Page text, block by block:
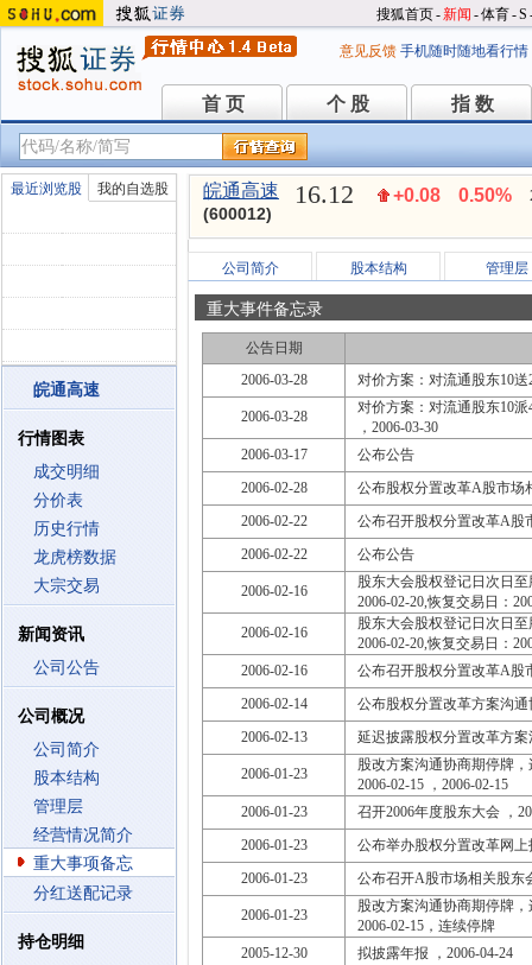
搜狐首页-新闻 -体育-S
意见反馈 手机随时随地看行情
首 页
首 页 个 股
个 股 指 数
指 数
最近浏览股 我的自选股
皖通高速
行情图表
成交明细
分价表
历史行情
龙虎榜数据
大宗交易
新闻资讯
公司公告
公司概况
公司简介
股本结构
管理层
经营情况简介
重大事项备忘
分红送配记录
持仓明细
皖通高速
(600012)
16.12 +0.08 0.50%
公司简介 股本结构 管理层
重大事件备忘录
公告日期
2006-03-28
对价方案：对流通股东10
2006-03-28
对价方案：对流通股东10
，2006-03-30
2006-03-17
公布公告
2006-02-28
公布股权分置改革A股市场
2006-02-22
公布召开股权分置改革A股
2006-02-22
公布公告
2006-02-16
股东大会股权登记日次日
2006-02-20,恢复交易日：
2006-02-16
股东大会股权登记日次日
2006-02-20,恢复交易日：
2006-02-16
公布召开股权分置改革A股
2006-02-14
公布股权分置改革方案沟
2006-02-13
延迟披露股权分置改革方
2006-01-23
股改方案沟通协商期停牌
2006-02-15 ，2006-02-15
2006-01-23
召开2006年度股东大会 ，
2006-01-23
公布举办股权分置改革网
2006-01-23
公布召开A股市场相关股东
2006-01-23
股改方案沟通协商期停牌
2006-02-15，连续停牌
2005-12-30
拟披露年报 ，2006-04-24